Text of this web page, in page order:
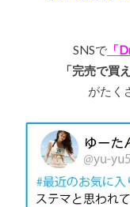
SNSで「
「完売で買
がたく